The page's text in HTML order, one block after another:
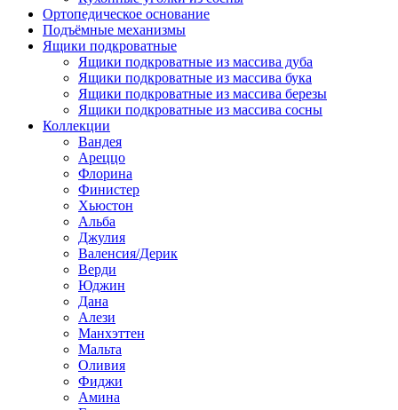
Ортопедическое основание
Подъёмные механизмы
Ящики подкроватные
Ящики подкроватные из массива дуба
Ящики подкроватные из массива бука
Ящики подкроватные из массива березы
Ящики подкроватные из массива сосны
Коллекции
Вандея
Ареццо
Флорина
Финистер
Хьюстон
Альба
Джулия
Валенсия/Дерик
Верди
Юджин
Дана
Алези
Манхэттен
Мальта
Оливия
Фиджи
Амина